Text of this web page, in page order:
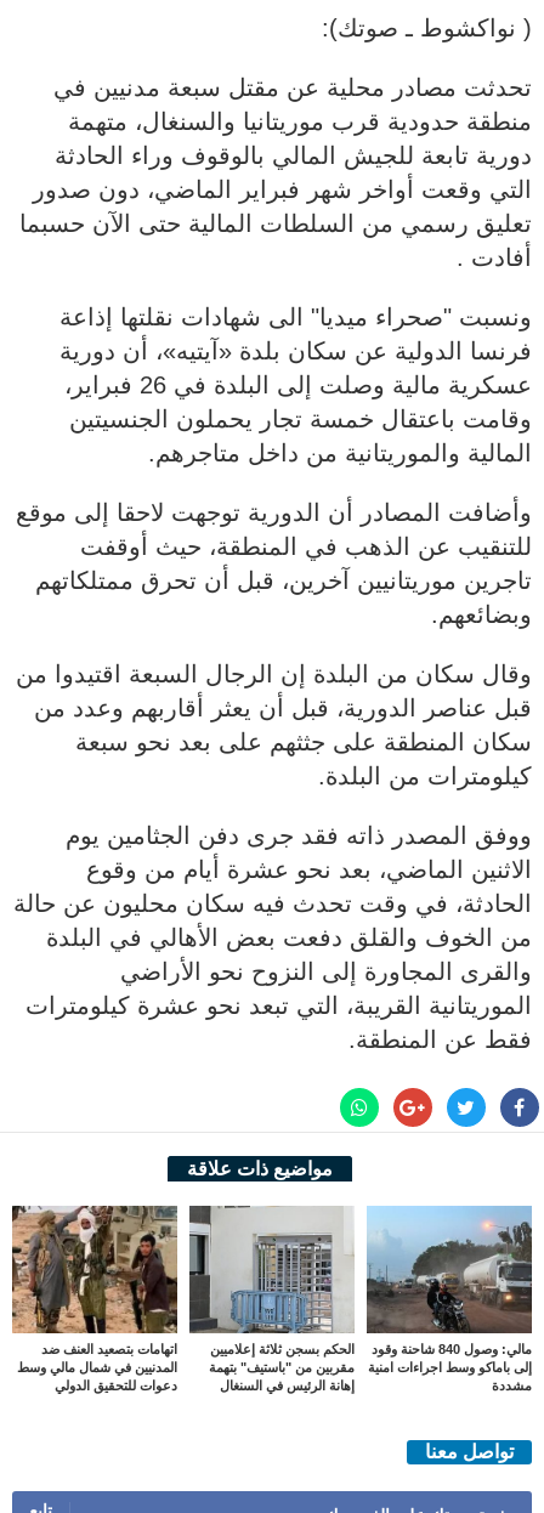
( نواكشوط ـ صوتك):
تحدثت مصادر محلية عن مقتل سبعة مدنيين في
منطقة حدودية قرب موريتانيا والسنغال، متهمة
دورية تابعة للجيش المالي بالوقوف وراء الحادثة
التي وقعت أواخر شهر فبراير الماضي، دون صدور
تعليق رسمي من السلطات المالية حتى الآن حسبما
أفادت .
ونسبت "صحراء ميديا" الى شهادات نقلتها إذاعة
فرنسا الدولية عن سكان بلدة «آيتيه»، أن دورية
عسكرية مالية وصلت إلى البلدة في 26 فبراير،
وقامت باعتقال خمسة تجار يحملون الجنسيتين
المالية والموريتانية من داخل متاجرهم.
وأضافت المصادر أن الدورية توجهت لاحقا إلى موقع
للتنقيب عن الذهب في المنطقة، حيث أوقفت
تاجرين موريتانيين آخرين، قبل أن تحرق ممتلكاتهم
وبضائعهم.
وقال سكان من البلدة إن الرجال السبعة اقتيدوا من
قبل عناصر الدورية، قبل أن يعثر أقاربهم وعدد من
سكان المنطقة على جثثهم على بعد نحو سبعة
كيلومترات من البلدة.
ووفق المصدر ذاته فقد جرى دفن الجثامين يوم
الاثنين الماضي، بعد نحو عشرة أيام من وقوع
الحادثة، في وقت تحدث فيه سكان محليون عن حالة
من الخوف والقلق دفعت بعض الأهالي في البلدة
والقرى المجاورة إلى النزوح نحو الأراضي
الموريتانية القريبة، التي تبعد نحو عشرة كيلومترات
فقط عن المنطقة.
مواضيع ذات علاقة
مالي: وصول 840 شاحنة وقود
إلى باماكو وسط اجراءات امنية
مشددة
الحكم بسجن ثلاثة إعلاميين
مقربين من "باستيف" بتهمة
إهانة الرئيس في السنغال
اتهامات بتصعيد العنف ضد
المدنيين في شمال مالي وسط
دعوات للتحقيق الدولي
تواصل معنا